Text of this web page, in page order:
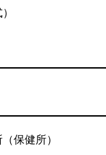
保健所）